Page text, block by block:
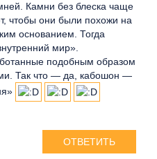
Камни без блеска чаще
чтобы они были похожи на
основанием. Тогда
мир».
подобным образом
Так что — да, кабошон —
ОТВЕТИТЬ